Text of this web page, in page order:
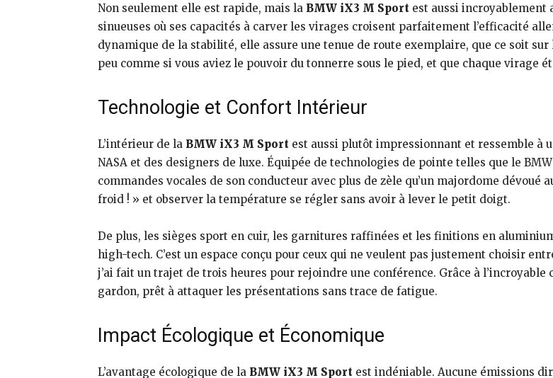
Non seulement elle est rapide, mais la BMW iX3 M Sport est aussi incroyablement
sinueuses où ses capacités à carver les virages croisent parfaitement l’efficacité
dynamique de la stabilité, elle assure une tenue de route exemplaire, que ce soit sur
peu comme si vous aviez le pouvoir du tonnerre sous le pied, et que chaque virage
Technologie et Confort Intérieur
L’intérieur de la BMW iX3 M Sport est aussi plutôt impressionnant et ressemble à
NASA et des designers de luxe. Équipée de technologies de pointe telles que le
commandes vocales de son conducteur avec plus de zèle qu’un majordome dévoué
froid ! » et observer la température se régler sans avoir à lever le petit doigt.
De plus, les sièges sport en cuir, les garnitures raffinées et les finitions en
high-tech. C’est un espace conçu pour ceux qui ne veulent pas justement choisir
j’ai fait un trajet de trois heures pour rejoindre une conférence. Grâce à
gardon, prêt à attaquer les présentations sans trace de fatigue.
Impact Écologique et Économique
L’avantage écologique de la BMW iX3 M Sport est indéniable. Aucune émissions